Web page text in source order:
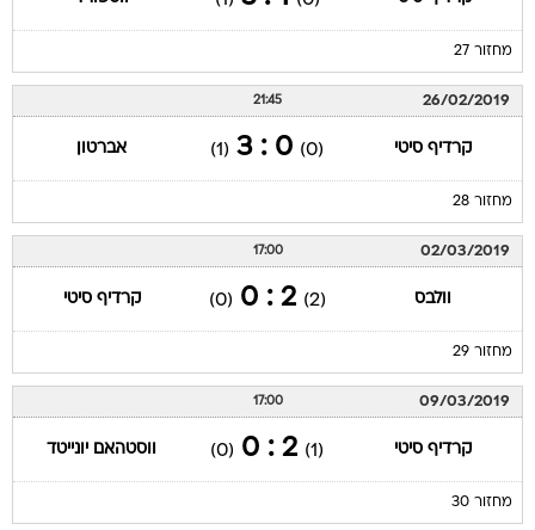
מחזור 27
26/02/2019
21:45
קרדיף סיטי (0)
0 : 3
(1) אברטון
מחזור 28
02/03/2019
17:00
וולבס (2)
2 : 0
(0) קרדיף סיטי
מחזור 29
09/03/2019
17:00
קרדיף סיטי (1)
2 : 0
(0) ווסטהאם יונייטד
מחזור 30